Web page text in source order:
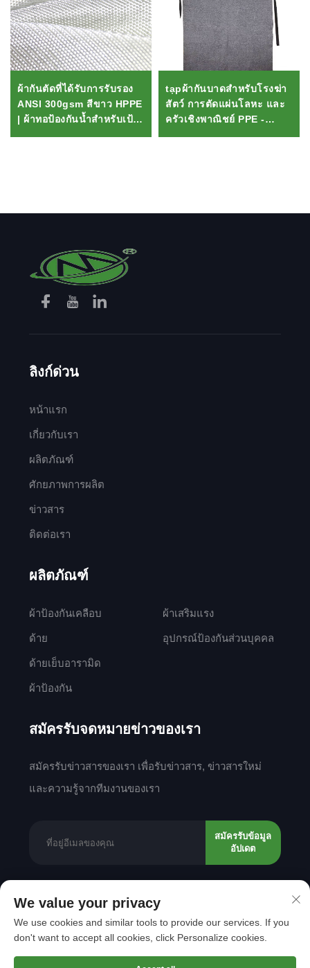
ผ้ากันตัดที่ได้รับการรับรอง
ANSI 300gsm สีขาว HPPE
| ผ้าทอป้องกันน้ำสำหรับเป้
tạpผ้ากันบาดสำหรับโรงฆ่า
สัตว์ การตัดแผ่นโลหะ และ
ครัวเชิงพาณิชย์ PPE -
ลิงก์ด่วน
หน้าแรก
เกี่ยวกับเรา
ผลิตภัณฑ์
ศักยภาพการผลิต
ข่าวสาร
ติดต่อเรา
ผลิตภัณฑ์
ผ้าป้องกันเคลือบ
ด้าย
ด้ายเย็บอารามิด
ผ้าป้องกัน
ผ้าเสริมแรง
อุปกรณ์ป้องกันส่วนบุคคล
สมัครรับจดหมายข่าวของเรา
สมัครรับข่าวสารของเรา เพื่อรับข่าวสาร, ข่าวสารใหม่
และความรู้จากทีมงานของเรา
สมัครรับข้อมูล
อัปเดต
ลิขสิทธิ์ © 2025 โดย Shantou Mingda Textile Co.,
Ltd.
นโยบายความเป็นส่วนตัว
เลื่อนไปด้านบน
We value your privacy
We use cookies and similar tools to provide our services. If you
don't want to accept all cookies, click Personalize cookies.